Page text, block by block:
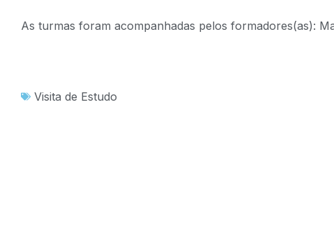
As turmas foram acompanhadas pelos formadores(as):
Visita de Estudo